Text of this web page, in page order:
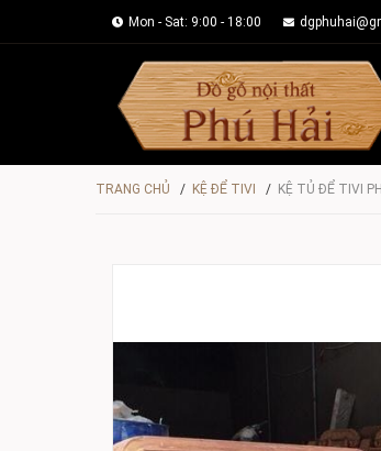
Mon - Sat: 9:00 - 18:00
TRANG CHỦ / KỆ ĐỂ TIVI / KỆ TỦ ĐỂ TIVI